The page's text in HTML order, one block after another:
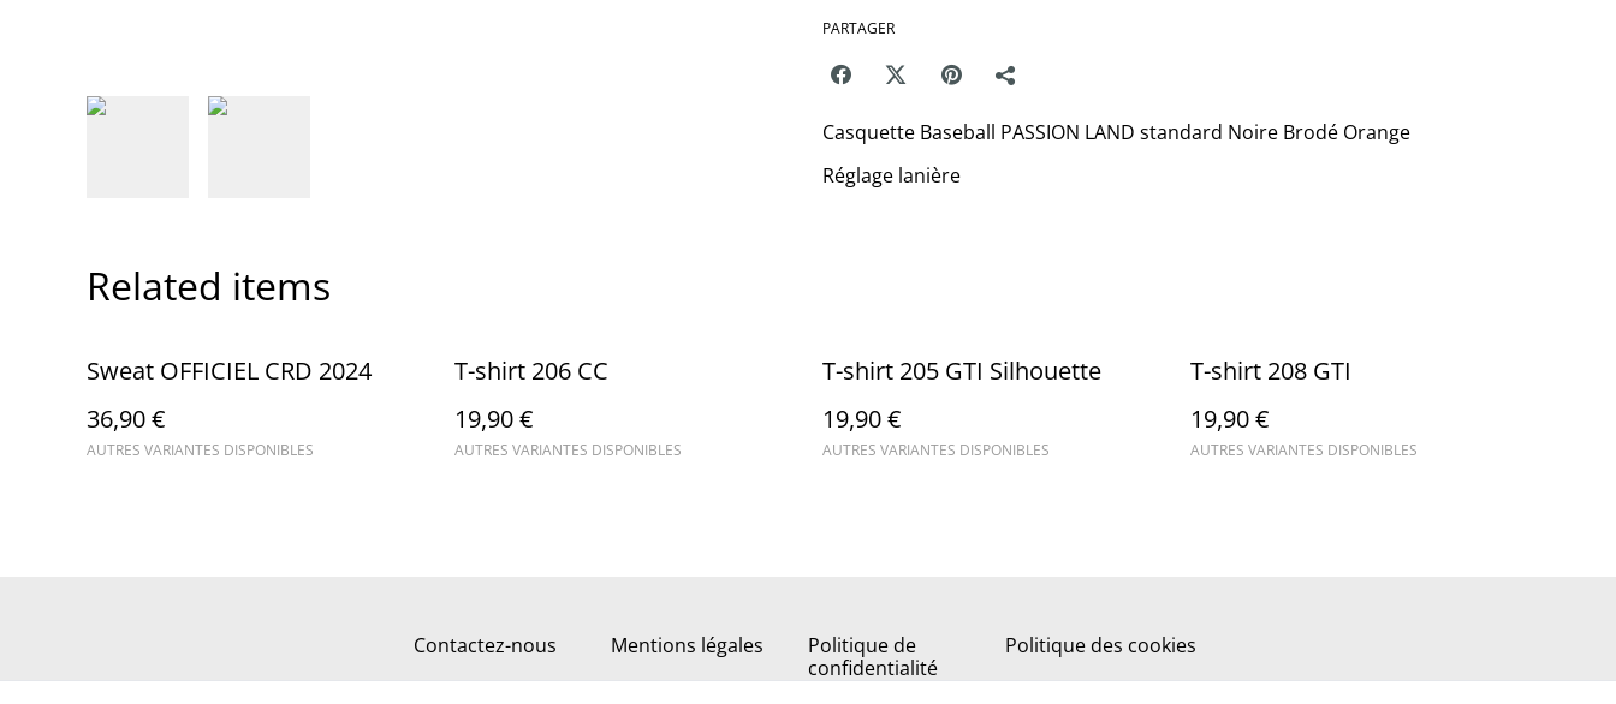
PARTAGER
Casquette Baseball PASSION LAND standard Noire Brodé Orange
Réglage lanière
Related items
Sweat OFFICIEL CRD 2024
36,90 €
AUTRES VARIANTES DISPONIBLES
T-shirt 206 CC
19,90 €
AUTRES VARIANTES DISPONIBLES
T-shirt 205 GTI Silhouette
19,90 €
AUTRES VARIANTES DISPONIBLES
T-shirt 208 GTI
19,90 €
AUTRES VARIANTES DISPONIBLES
Contactez-nous Mentions légales
Politique de
confidentialité
Politique des cookies